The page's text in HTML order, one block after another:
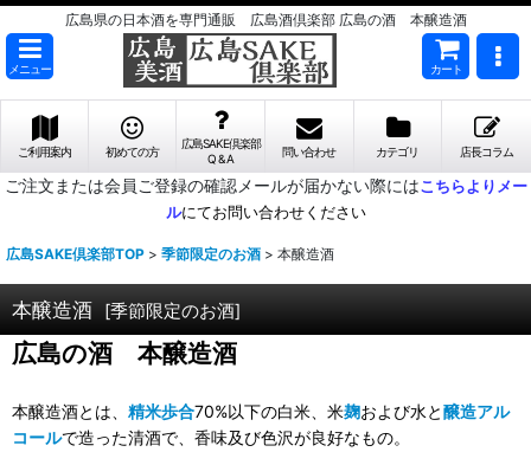
広島県の日本酒を専門通販 広島酒倶楽部 広島の酒 本醸造酒
メニュー カート
ご利用案内 初めての方
広島SAKE倶楽部
Q & A
問い合わせ カテゴリ 店長コラム
ご注文または会員ご登録の確認メールが届かない際にはこちらよりメー
ルにてお問い合わせください
広島SAKE倶楽部TOP > 季節限定のお酒 > 本醸造酒
本醸造酒 [季節限定のお酒]
広島の酒 本醸造酒
本醸造酒とは、 精米歩合70%以下の白米、米麹および水と醸造アル
コールで造った清酒で、香味及び色沢が良好なもの。